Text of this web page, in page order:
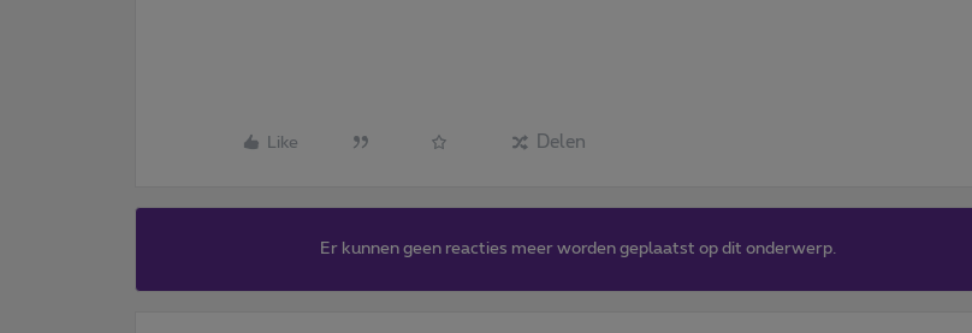
Like Delen
Er kunnen geen reacties meer worden geplaatst op dit onderwerp.